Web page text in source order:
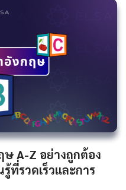
A-Z อย่างถูกต้อง
ที่รวดเร็วและการ